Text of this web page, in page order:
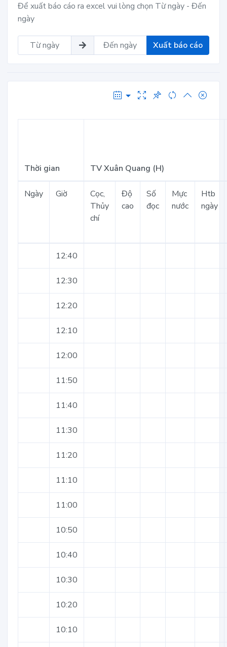
Để xuất báo cáo ra excel vui lòng chọn Từ ngày - Đến
ngày
Xuất báo cáo
Thời gian TV Xuân Quang (H)
Ngày Giờ
Cọc,
Thủy
chí
Độ
cao
Số
đọc
Mực
nước
Htb
ngày
12:40
12:30
12:20
12:10
12:00
11:50
11:40
11:30
11:20
11:10
11:00
10:50
10:40
10:30
10:20
10:10